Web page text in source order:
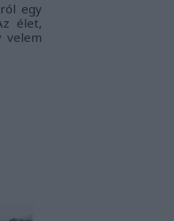
egy
élet,
velem